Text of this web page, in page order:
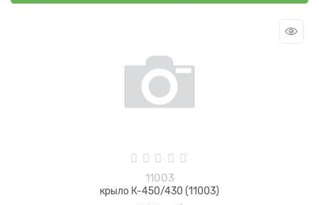
11003
крыло К-450/430 (11003)